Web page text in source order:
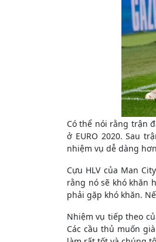
Có thể nói rằng trận
ở EURO 2020. Sau
nhiệm vụ dễ dàng
Cựu HLV của Man
rằng nó sẽ khó khăn
phải gặp khó khăn.
Nhiệm vụ tiếp theo
Các cầu thủ muốn